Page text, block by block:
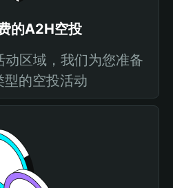
的A2H空投
区域，我们为您准备
型的空投活动